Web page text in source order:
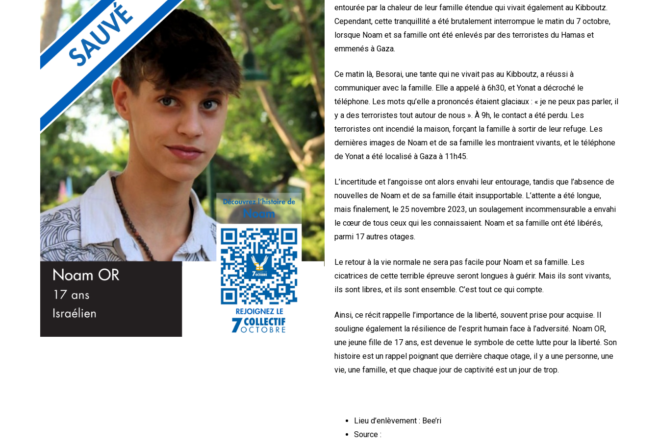
entourée par la chaleur de leur famille étendue qui vivait également au Kibboutz.
Cependant, cette tranquillité a été brutalement interrompue le matin du 7 octobre,
lorsque Noam et sa famille ont été enlevés par des terroristes du Hamas et
emmenés à Gaza.
Ce matin là, Besorai, une tante qui ne vivait pas au Kibboutz, a réussi à
communiquer avec la famille. Elle a appelé à 6h30, et Yonat a décroché le
téléphone. Les mots qu’elle a prononcés étaient glaciaux : « je ne peux pas parler, il
y a des terroristes tout autour de nous ». À 9h, le contact a été perdu. Les
terroristes ont incendié la maison, forçant la famille à sortir de leur refuge. Les
dernières images de Noam et de sa famille les montraient vivants, et le téléphone
de Yonat a été localisé à Gaza à 11h45.
L’incertitude et l’angoisse ont alors envahi leur entourage, tandis que l’absence de
nouvelles de Noam et de sa famille était insupportable. L’attente a été longue,
mais finalement, le 25 novembre 2023, un soulagement incommensurable a envahi
le cœur de tous ceux qui les connaissaient. Noam et sa famille ont été libérés,
parmi 17 autres otages.
Le retour à la vie normale ne sera pas facile pour Noam et sa famille. Les
cicatrices de cette terrible épreuve seront longues à guérir. Mais ils sont vivants,
ils sont libres, et ils sont ensemble. C’est tout ce qui compte.
Ainsi, ce récit rappelle l’importance de la liberté, souvent prise pour acquise. Il
souligne également la résilience de l’esprit humain face à l’adversité. Noam OR,
une jeune fille de 17 ans, est devenue le symbole de cette lutte pour la liberté. Son
histoire est un rappel poignant que derrière chaque otage, il y a une personne, une
vie, une famille, et que chaque jour de captivité est un jour de trop.
Lieu d’enlèvement : Bee’ri
Source :